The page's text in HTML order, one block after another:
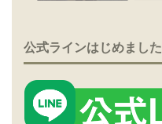
公式ラインはじめました